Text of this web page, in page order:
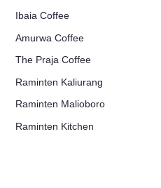
Ibaia Coffee
Amurwa Coffee
The Praja Coffee
Raminten Kaliurang
Raminten Malioboro
Raminten Kitchen